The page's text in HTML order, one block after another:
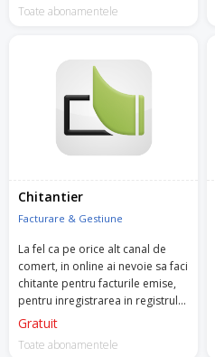
producție.
Toate abonamentele
Chitantier
Facturare & Gestiune
La fel ca pe orice alt canal de
comert, in online ai nevoie sa faci
chitante pentru facturile emise,
pentru inregistrarea in registrul
de casa si la contabilitate.
Gratuit
Toate abonamentele